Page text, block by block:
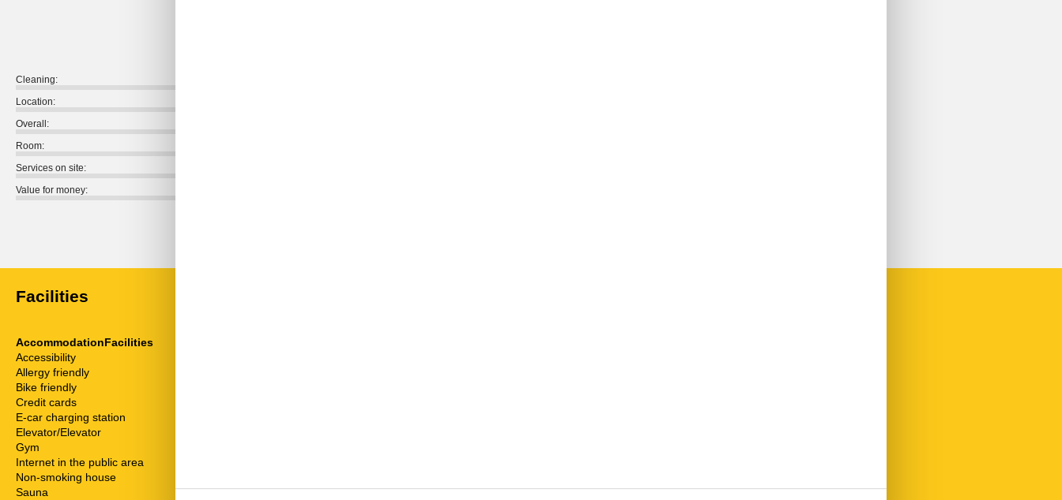
Cleaning:
Location:
Overall:
Room:
Services on site:
Value for money:
Facilities
AccommodationFacilities
Accessibility
Allergy friendly
Bike friendly
Credit cards
E-car charging station
Elevator/Elevator
Gym
Internet in the public area
Non-smoking house
Sauna
Coffee machine